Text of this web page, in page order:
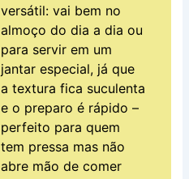
versátil: vai bem no
almoço do dia a dia ou
para servir em um
jantar especial, já que
a textura fica suculenta
e o preparo é rápido –
perfeito para quem
tem pressa mas não
abre mão de comer